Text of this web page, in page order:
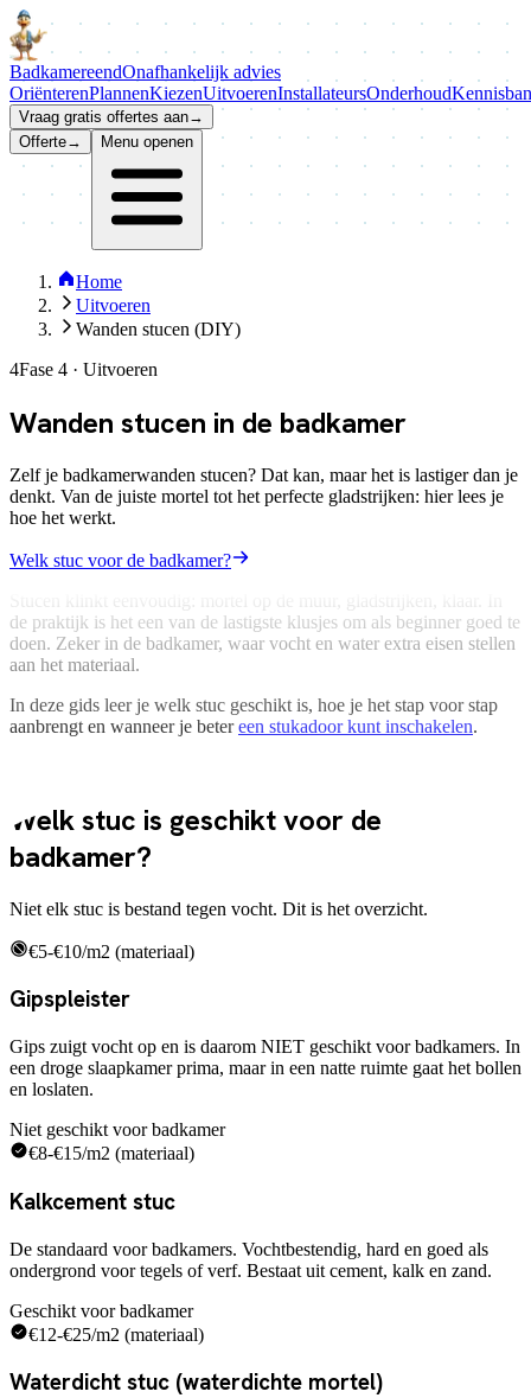
BadkamereendOnafhankelijk advies
OriënterenPlannenKiezenUitvoerenInstallateursOnderhoud
Vraag gratis offertes aan→
Offerte→ Menu openen
Home
Uitvoeren
Wanden stucen (DIY)
4Fase 4 · Uitvoeren
Wanden stucen in de badkamer
Zelf je badkamerwanden stucen? Dat kan, maar het is lastiger dan je
denkt. Van de juiste mortel tot het perfecte gladstrijken: hier lees je
hoe het werkt.
Welk stuc voor de badkamer?
de praktijk is het een van de lastigste klusjes om als beginner goed te
doen. Zeker in de badkamer, waar vocht en water extra eisen stellen
aan het materiaal.
In deze gids leer je welk stuc geschikt is, hoe je het stap voor stap
aanbrengt en wanneer je beter een stukadoor kunt inschakelen.
Welk stuc is geschikt voor de
badkamer?
Niet elk stuc is bestand tegen vocht. Dit is het overzicht.
€5-€10/m2 (materiaal)
Gipspleister
Gips zuigt vocht op en is daarom NIET geschikt voor badkamers. In
een droge slaapkamer prima, maar in een natte ruimte gaat het bollen
en loslaten.
Niet geschikt voor badkamer
€8-€15/m2 (materiaal)
Kalkcement stuc
De standaard voor badkamers. Vochtbestendig, hard en goed als
ondergrond voor tegels of verf. Bestaat uit cement, kalk en zand.
Geschikt voor badkamer
€12-€25/m2 (materiaal)
Waterdicht stuc (waterdichte mortel)